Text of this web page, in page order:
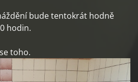
bude tentokrát hodně
hodin.
toho.